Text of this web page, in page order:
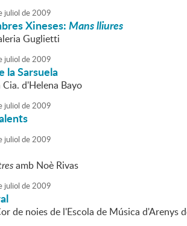
juliol de2009
Xineses:Mans lliures
Guglietti
juliol de2009
la Sarsuela
d'Helena Bayo
juliol de2009
juliol de2009
amb Noè Rivas
juliol de2009
de noies de l'Escola de Música d'Arenys